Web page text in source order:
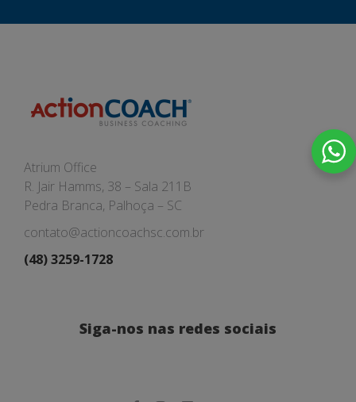
Atrium Office
R. Jair Hamms, 38 – Sala 211B
Pedra Branca, Palhoça – SC
contato@actioncoachsc.com.br
(48) 3259-1728
Siga-nos nas redes sociais